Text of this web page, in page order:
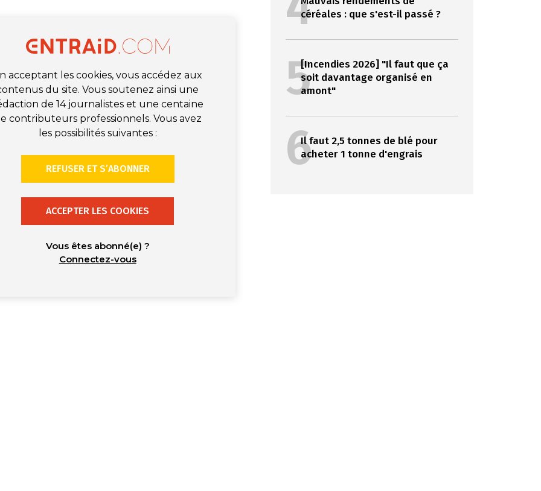
acceptant les cookies, vous accédez aux
du site. Vous soutenez ainsi une
de 14 journalistes et une centaine
contributeurs professionnels. Vous avez
les possibilités suivantes :
REFUSER ET S’ABONNER
ACCEPTER LES COOKIES
Vous êtes abonné(e) ?
Connectez-vous
céréales : que s'est-il passé ?
5[Incendies 2026] "Il faut que ça
soit davantage organisé en
amont"
6Il faut 2,5 tonnes de blé pour
acheter 1 tonne d'engrais